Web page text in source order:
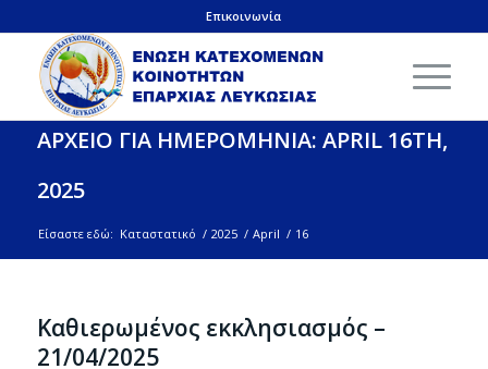
Επικοινωνία
ΑΡΧΕΙΟ ΓΙΑ ΗΜΕΡΟΜΗΝΙΑ: APRIL 16TH,
2025
Είσαστε εδώ: Καταστατικό / 2025 / April / 16
Καθιερωμένος εκκλησιασμός –
21/04/2025